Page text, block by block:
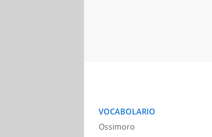
VOCABOLARIO
Ossimoro